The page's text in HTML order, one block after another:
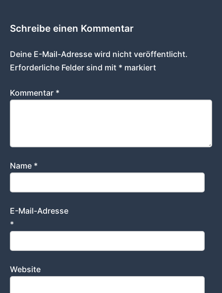
Schreibe einen Kommentar
Deine E-Mail-Adresse wird nicht veröffentlicht.
Erforderliche Felder sind mit * markiert
Kommentar *
Name *
E-Mail-Adresse
*
Website